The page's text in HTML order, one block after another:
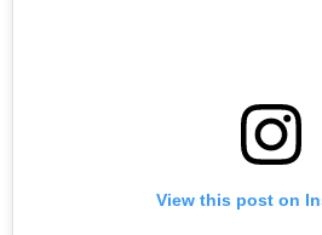
View this post on